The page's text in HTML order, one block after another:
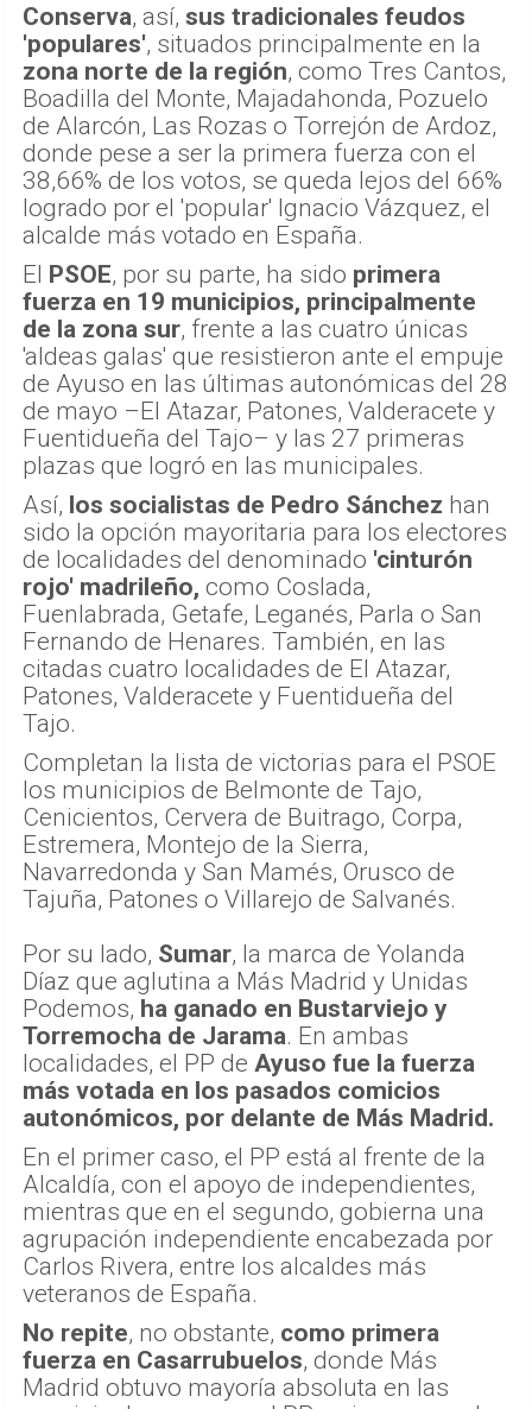
Conserva, así, sus tradicionales feudos
'populares', situados principalmente en la
zona norte de la región, como Tres Cantos,
Boadilla del Monte, Majadahonda, Pozuelo
de Alarcón, Las Rozas o Torrejón de Ardoz,
donde pese a ser la primera fuerza con el
38,66% de los votos, se queda lejos del 66%
logrado por el 'popular' Ignacio Vázquez, el
alcalde más votado en España.
El PSOE, por su parte, ha sido primera
fuerza en 19 municipios, principalmente
de la zona sur, frente a las cuatro únicas
'aldeas galas' que resistieron ante el empuje
de Ayuso en las últimas autonómicas del 28
de mayo –El Atazar, Patones, Valderacete y
Fuentidueña del Tajo– y las 27 primeras
plazas que logró en las municipales.
Así, los socialistas de Pedro Sánchez han
sido la opción mayoritaria para los electores
de localidades del denominado 'cinturón
rojo' madrileño, como Coslada,
Fuenlabrada, Getafe, Leganés, Parla o San
Fernando de Henares. También, en las
citadas cuatro localidades de El Atazar,
Patones, Valderacete y Fuentidueña del
Tajo.
Completan la lista de victorias para el PSOE
los municipios de Belmonte de Tajo,
Cenicientos, Cervera de Buitrago, Corpa,
Estremera, Montejo de la Sierra,
Navarredonda y San Mamés, Orusco de
Tajuña, Patones o Villarejo de Salvanés.
Por su lado, Sumar, la marca de Yolanda
Díaz que aglutina a Más Madrid y Unidas
Podemos, ha ganado en Bustarviejo y
Torremocha de Jarama. En ambas
localidades, el PP de Ayuso fue la fuerza
más votada en los pasados comicios
autonómicos, por delante de Más Madrid.
En el primer caso, el PP está al frente de la
Alcaldía, con el apoyo de independientes,
mientras que en el segundo, gobierna una
agrupación independiente encabezada por
Carlos Rivera, entre los alcaldes más
veteranos de España.
No repite, no obstante, como primera
fuerza en Casarrubuelos, donde Más
Madrid obtuvo mayoría absoluta en las